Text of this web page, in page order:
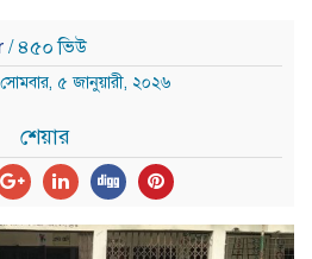
/ ৪৫০ ভিউ
৫ জানুয়ারী, ২০২৬
শেয়ার